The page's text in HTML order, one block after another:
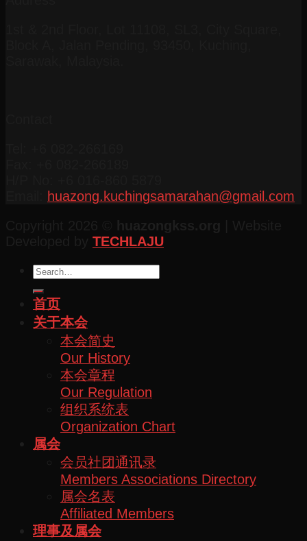
huazong.kuchingsamarahan@gmail.com
TECHLAJU
首页
关于本会
本会简史
Our History
本会章程
Our Regulation
组织系统表
Organization Chart
属会
会员社团通讯录
Members Associations Directory
属会名表
Affiliated Members
理事及属会